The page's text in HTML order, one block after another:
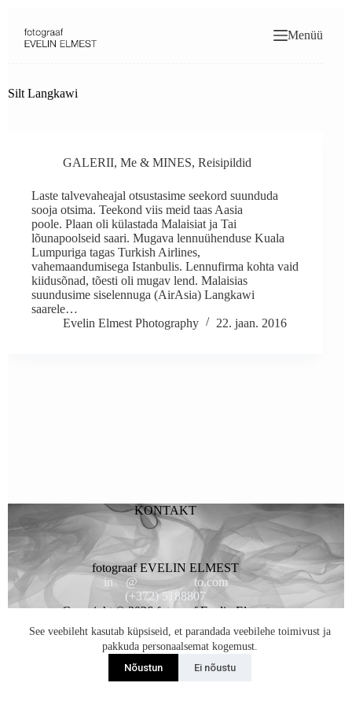
content
See veebileht kasutab küpsiseid, et parandada veebilehe toimivust ja
pakkuda personaalsemat kogemust.
Nõustun
Ei nõustu
Menüü
Silt Langkawi
GALERII, Me & MINES, Reisipildid
Laste talvevaheajal otsustasime seekord suunduda
sooja otsima. Teekond viis meid taas Aasia
poole. Plaan oli külastada Malaisiat ja Tai
lõunapoolseid saari. Mugava lennuühenduse Kuala
Lumpuriga tagas Turkish Airlines,
vahemaandumisega Istanbulis. Lennufirma kohta vaid
kiidusõnad, tõesti oli mugav lend. Malaisias
suundusime siselennuga (AirAsia) Langkawi
saarele…
Evelin Elmest Photography
22. jaan. 2016
KONTAKT
fotograaf EVELIN ELMEST
in** @********* to.com
(+372) 5188807
Copyright © 2026 fotogaaf Evelin Elmest